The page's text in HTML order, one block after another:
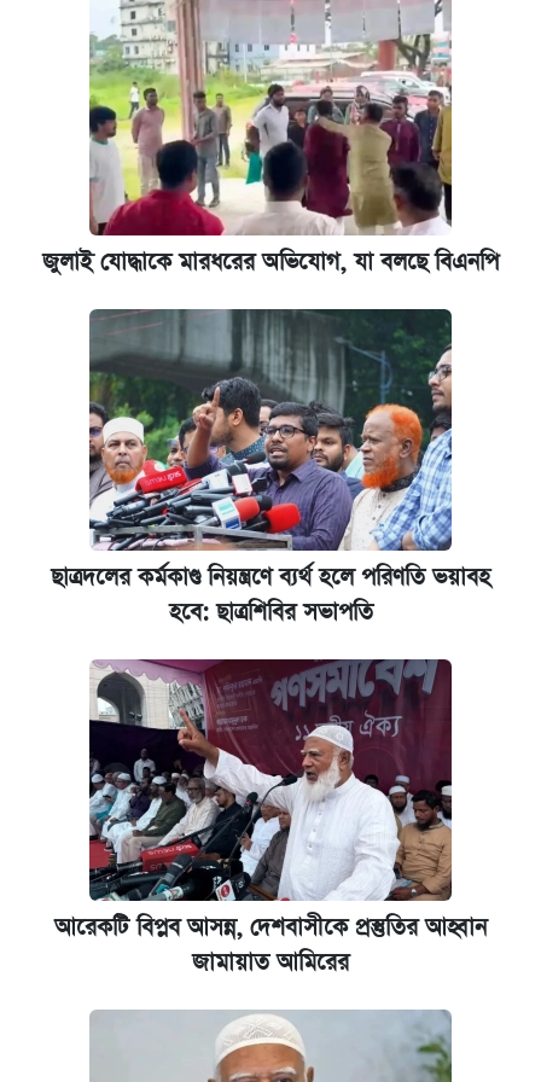
ইপিএস প্রকাশ করেছে ঢাকা ব্যাংক
জুলাই যোদ্ধাকে মারধরের অভিযোগ, যা বলছে বিএনপি
ছাত্রদলের কর্মকাণ্ড নিয়ন্ত্রণে ব্যর্থ হলে পরিণতি ভয়াবহ
হবে: ছাত্রশিবির সভাপতি
আরেকটি বিপ্লব আসন্ন, দেশবাসীকে প্রস্তুতির আহ্বান
জামায়াত আমিরের